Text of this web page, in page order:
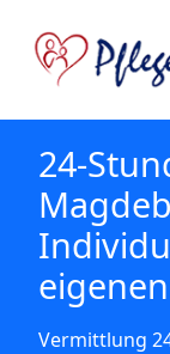
24-
Vermittlung